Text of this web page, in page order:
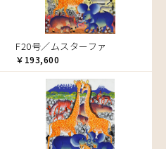
）
F20号／ムスターファ
￥193,600